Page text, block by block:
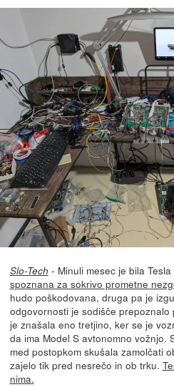
Slo-Tech - Minuli mesec je bila
spoznana za sokrivo prometne
hudo poškodovana, druga pa je
odgovornosti je sodišče
je znašala eno tretjino, ker se je
da ima Model S avtonomno vožnjo.
med postopkom skušala zamolčati
zajelo tik pred nesrečo in ob trku.
nima.